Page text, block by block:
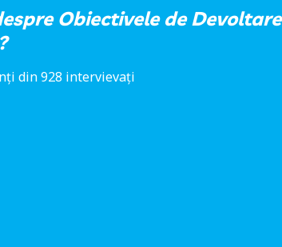
Obiectivele de Devoltare
din 928 intervievați